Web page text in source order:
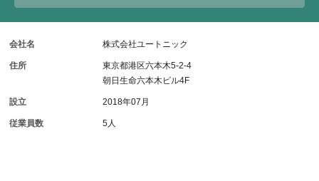
会社名 株式会社ユートニック
住所
東京都港区六本木5-2-4
朝日生命六本木ビル4F
設立 2018年07月
従業員数 5人